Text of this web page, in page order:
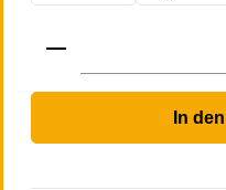
Produkt Anzahl:
In